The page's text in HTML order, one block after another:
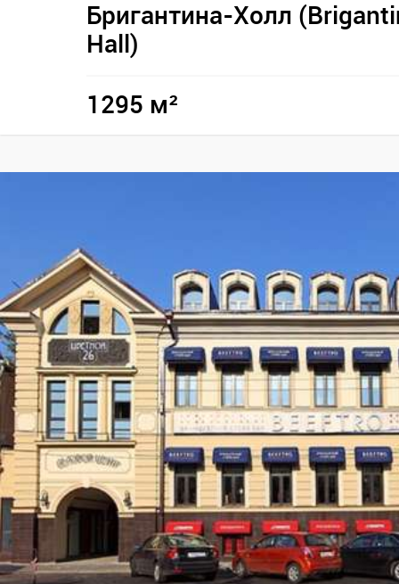
Бригантина-Холл
Hall)
1295 м²